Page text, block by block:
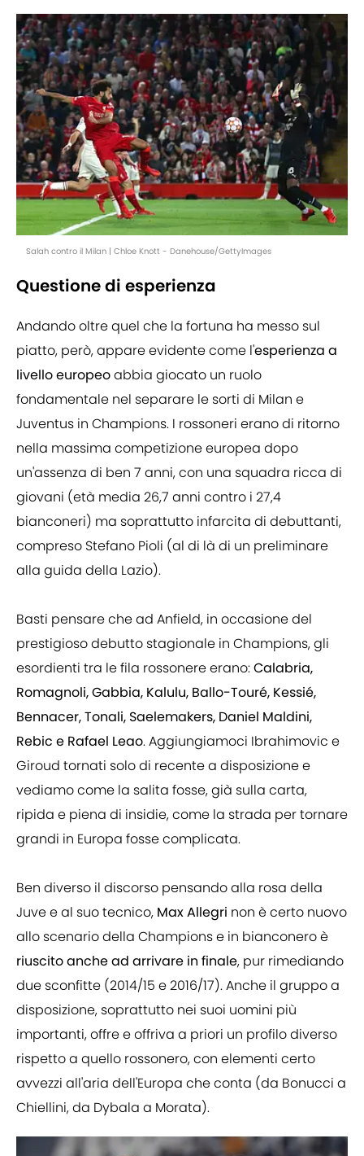
Salah contro il Milan | Chloe Knott - Danehouse/GettyImages
Questione di esperienza
Andando oltre quel che la fortuna ha messo sul
piatto, però, appare evidente come l'esperienza a
livello europeoabbia giocato un ruolo
fondamentale nel separare le sorti di Milan e
Juventus in Champions. I rossoneri erano di ritorno
nella massima competizione europea dopo
un'assenza di ben 7 anni, con una squadra ricca di
giovani (età media 26,7 anni contro i 27,4
bianconeri) ma soprattutto infarcita di debuttanti,
compreso Stefano Pioli (al di là di un preliminare
alla guida della Lazio).
Basti pensare che ad Anfield, in occasione del
prestigioso debutto stagionale in Champions, gli
esordienti tra le fila rossonere erano:Calabria,
Romagnoli, Gabbia, Kalulu, Ballo-Touré, Kessié,
Bennacer, Tonali, Saelemakers, Daniel Maldini,
Rebic e Rafael Leao. Aggiungiamoci Ibrahimovic e
Giroud tornati solo di recente a disposizione e
vediamo come la salita fosse, già sulla carta,
ripida e piena di insidie, come la strada per tornare
grandi in Europa fosse complicata.
Ben diverso il discorso pensando alla rosa della
Juve e al suo tecnico, Max Allegri non è certo nuovo
allo scenario della Champions e in bianconero è
riuscito anche ad arrivare in finale, pur rimediando
due sconfitte (2014/15 e 2016/17). Anche il gruppo a
disposizione, soprattutto nei suoi uomini più
importanti, offre e offriva a priori un profilo diverso
rispetto a quello rossonero, con elementi certo
avvezzi all'aria dell'Europa che conta (da Bonucci a
Chiellini, da Dybala a Morata).